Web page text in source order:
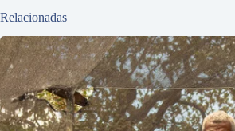
Relacionadas